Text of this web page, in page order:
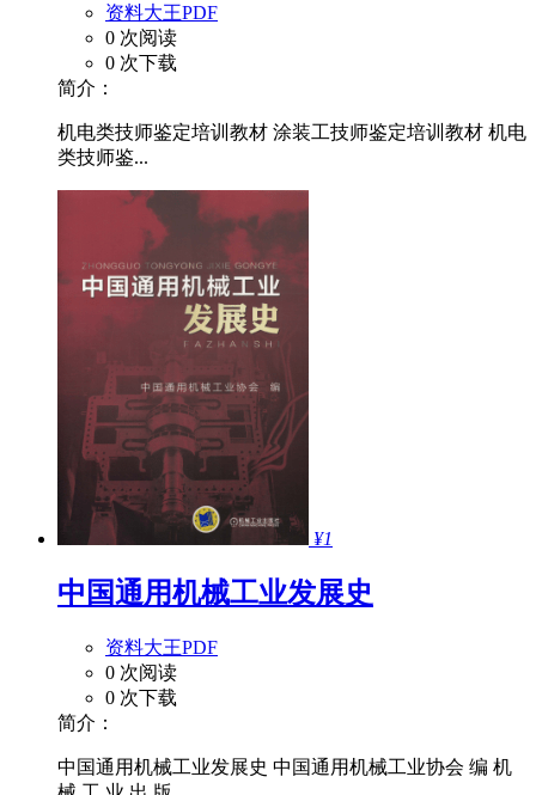
资料大王PDF
0 次阅读
0 次下载
简介：
机电类技师鉴定培训教材 涂装工技师鉴定培训教材 机电
类技师鉴...
¥1
中国通用机械工业发展史
资料大王PDF
0 次阅读
0 次下载
简介：
中国通用机械工业发展史 中国通用机械工业协会 编 机